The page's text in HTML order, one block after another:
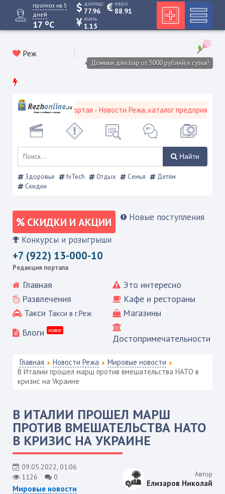
прогноз на 5
дней
17 oC
доллар
77.96
евро
88.91
юань
1.15
Реж
Домики для пар от 3000 рублей в сутки!
городской портал - Новости Режа, каталог предприятий,
Найти
Здоровье hiTech Отдых Семья
Детям
Скидки
СКИДКИ И АКЦИИ Новые поступления
Конкурсы и розыгрыши
+7 (922) 13-000-10
Редакция портала
Главная
Это интересно
Развлечения
Кафе и рестораны
Такси Такси в г.Реж
Магазины
Блоги
новое
Достопримечательности
Главная Новости Режа
Мировые новости
В Италии прошел марш против вмешательства НАТО в
кризис на Украине
В ИТАЛИИ ПРОШЕЛ МАРШ
ПРОТИВ ВМЕШАТЕЛЬСТВА НАТО
В КРИЗИС НА УКРАИНЕ
09.05.2022, 01:06
1126
0
Мировые новости
Автор
Елизаров Николай